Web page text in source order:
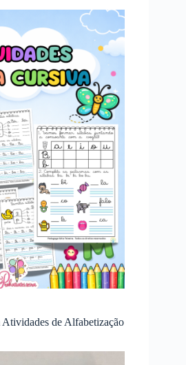
de Alfabetização